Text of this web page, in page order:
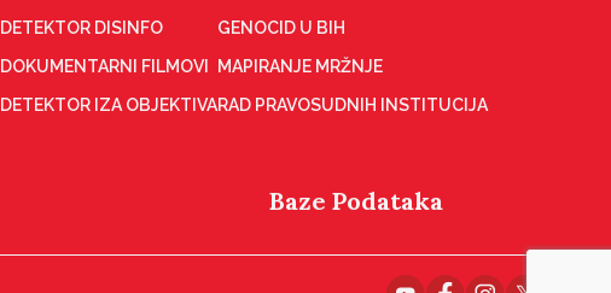
DETEKTOR DISINFO
DOKUMENTARNI FILMOVI
DETEKTOR IZA OBJEKTIVA
GENOCID U BIH
MAPIRANJE MRŽNJE
RAD PRAVOSUDNIH INSTITUCIJA
Baze Podataka